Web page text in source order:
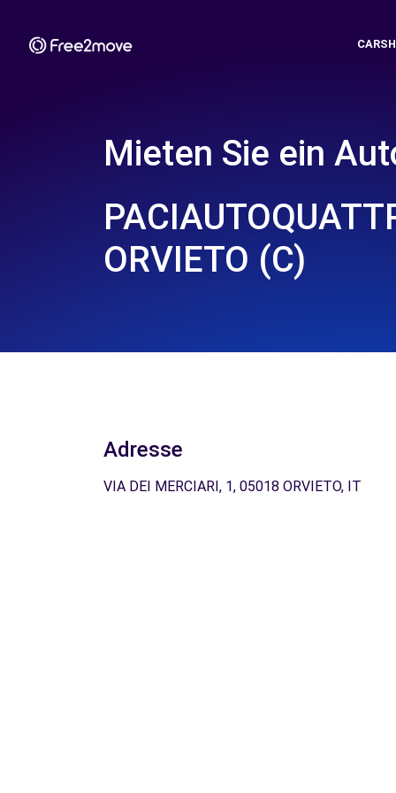
Mieten Sie ein
ORVIETO (C)
Adresse
VIA DEI MERCIARI, 1, 05018 ORVIETO, IT